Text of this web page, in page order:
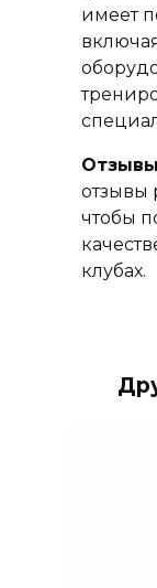
имеет
отзывы
чтобы
клубах.